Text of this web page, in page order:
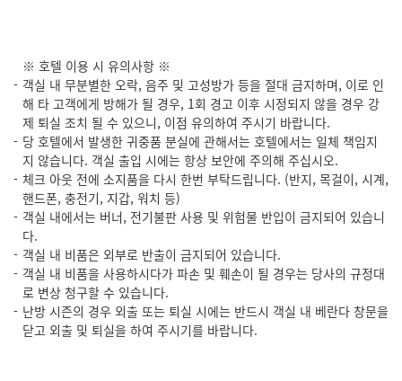
※ 호텔 이용 시 유의사항 ※
객실 내 무분별한 오락, 음주 및 고성방가 등을 절대 금지하며, 이로 인
해 타 고객에게 방해가 될 경우, 1회 경고 이후 시정되지 않을 경우 강
제 퇴실 조치 될 수 있으니, 이점 유의하여 주시기 바랍니다.
당 호텔에서 발생한 귀중품 분실에 관해서는 호텔에서는 일체 책임지
지 않습니다. 객실 출입 시에는 항상 보안에 주의해 주십시오.
체크 아웃 전에 소지품을 다시 한번 부탁드립니다. (반지, 목걸이, 시계,
핸드폰, 충전기, 지갑, 워치 등)
객실 내에서는 버너, 전기불판 사용 및 위험물 반입이 금지되어 있습니
다.
객실 내 비품은 외부로 반출이 금지되어 있습니다.
객실 내 비품을 사용하시다가 파손 및 훼손이 될 경우는 당사의 규정대
로 변상 청구할 수 있습니다.
난방 시즌의 경우 외출 또는 퇴실 시에는 반드시 객실 내 베란다 창문을
닫고 외출 및 퇴실을 하여 주시기를 바랍니다.